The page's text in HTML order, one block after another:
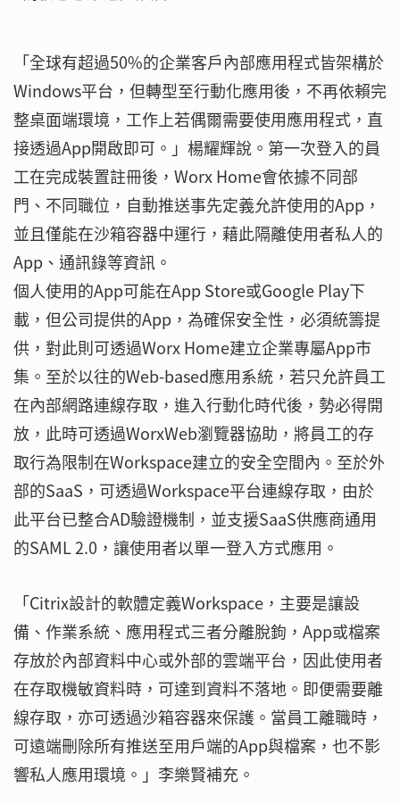
「全球有超過50%的企業客戶內部應用程式皆架構於
Windows平台，但轉型至行動化應用後，不再依賴完
整桌面端環境，工作上若偶爾需要使用應用程式，直
接透過App開啟即可。」楊耀輝說。第一次登入的員
工在完成裝置註冊後，Worx Home會依據不同部
門、不同職位，自動推送事先定義允許使用的App，
並且僅能在沙箱容器中運行，藉此隔離使用者私人的
App、通訊錄等資訊。
個人使用的App可能在App Store或Google Play下
載，但公司提供的App，為確保安全性，必須統籌提
供，對此則可透過Worx Home建立企業專屬App市
集。至於以往的Web-based應用系統，若只允許員工
在內部網路連線存取，進入行動化時代後，勢必得開
放，此時可透過WorxWeb瀏覽器協助，將員工的存
取行為限制在Workspace建立的安全空間內。至於外
部的SaaS，可透過Workspace平台連線存取，由於
此平台已整合AD驗證機制，並支援SaaS供應商通用
的SAML 2.0，讓使用者以單一登入方式應用。
「Citrix設計的軟體定義Workspace，主要是讓設
備、作業系統、應用程式三者分離脫鉤，App或檔案
存放於內部資料中心或外部的雲端平台，因此使用者
在存取機敏資料時，可達到資料不落地。即便需要離
線存取，亦可透過沙箱容器來保護。當員工離職時，
可遠端刪除所有推送至用戶端的App與檔案，也不影
響私人應用環境。」李樂賢補充。